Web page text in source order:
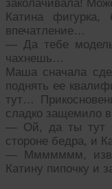
заколачивала!
Катина
впечатление…
— Да тебе
чахнешь…
Маша сначала
поднять ее
тут…
сладко защемило
— Ой, да ты тут
стороне бедра, и
— Ммммммм,
Катину пипочку и